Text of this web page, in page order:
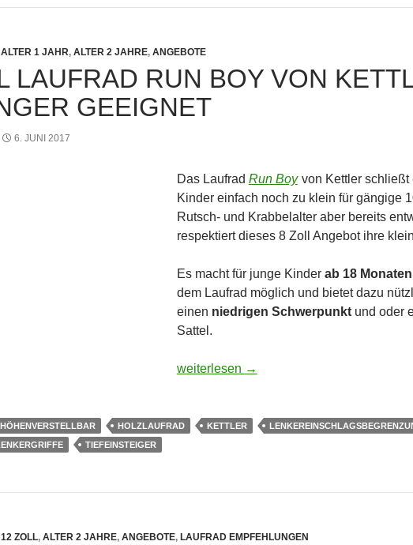
ALTER 1 JAHR,ALTER 2 JAHRE,ANGEBOTE
LAUFRAD RUN BOY VON
GEEIGNET
6. JUNI 2017
Das Laufrad Run Boyvon Kettler schließt
Kinder einfach noch zu klein für gängige
Rutsch- und Krabbelalter aber bereits
respektiert dieses 8 Zoll Angebot ihre
Es macht für junge Kinderab 18 Monaten
dem Laufrad möglich und bietet dazu
einen niedrigen Schwerpunktund oder
Sattel.
8 Zoll Laufrad Run Boy von Kettler – für
weiterlesen →
HÖHENVERSTELLBAR HOLZLAUFRAD KETTLER
TIEFEINSTEIGER
12 ZOLL,ALTER 2 JAHRE,ANGEBOTE,LAUFRAD EMPFEHLUNGEN